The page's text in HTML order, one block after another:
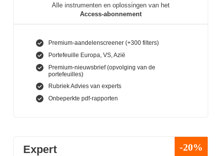
Alle instrumenten en oplossingen van het
Access-abonnement
Premium-aandelenscreener (+300 filters)
Portefeuille Europa, VS, Azië
Premium-nieuwsbrief (opvolging van de
portefeuilles)
Rubriek Advies van experts
Onbeperkte pdf-rapporten
Expert -20%